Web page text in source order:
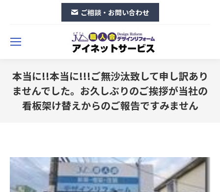
ご相談・お問い合わせ
本当に!!本当に!!!ご無沙汰致して申し訳あり
ませんでした。お久しぶりのご挨拶が当社の
看板架け替えからのご報告ですみません